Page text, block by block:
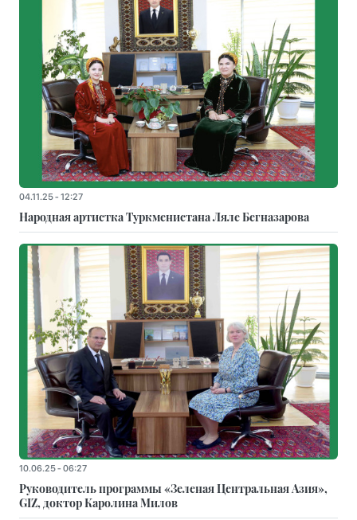
04.11.25 - 12:27
Народная артистка Туркменистана Ляле Бегназарова
10.06.25 - 06:27
Руководитель программы «Зеленая Центральная Азия»,
GIZ, доктор Каролина Милов